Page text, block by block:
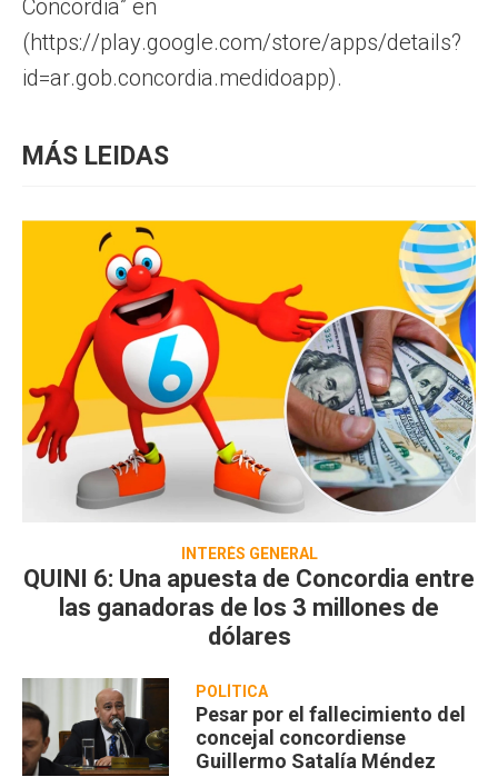
Concordia” en
(https://play.google.com/store/apps/details?
id=ar.gob.concordia.medidoapp).
MÁS LEIDAS
INTERÉS GENERAL
QUINI 6: Una apuesta de Concordia entre
las ganadoras de los 3 millones de
dólares
POLÍTICA
Pesar por el fallecimiento del
concejal concordiense
Guillermo Satalía Méndez